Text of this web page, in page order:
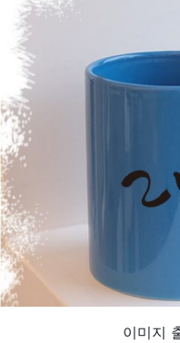
이미지